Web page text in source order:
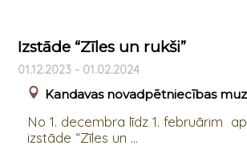
Izstāde “Zīles un rukši”
01.12.2023 - 01.02.2024
Kandavas novadpētniecības
No 1. decembra līdz 1. februārim
izstāde “Zīles un ...